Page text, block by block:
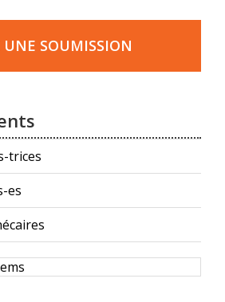
UNE SOUMISSION
trices
es